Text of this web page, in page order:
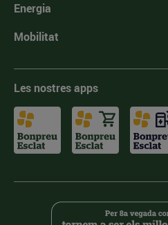
Energia
Mobilitat
Les nostres apps